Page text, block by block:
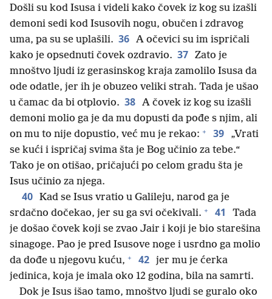
Došli su kod Isusa i videli kako čovek iz kog su izašli
demoni sedi kod Isusovih nogu, obučen i zdravog
uma, pa su se uplašili. 36 A očevici su im ispričali
kako je opsednuti čovek ozdravio. 37 Zato je
mnoštvo ljudi iz gerasinskog kraja zamolilo Isusa da
ode odatle, jer ih je obuzeo veliki strah. Tada je ušao
u čamac da bi otplovio. 38 A čovek iz kog su izašli
demoni molio ga je da mu dopusti da pođe s njim, ali
on mu to nije dopustio, već mu je rekao: + 39
„Vrati
se kući i ispričaj svima šta je Bog učinio za tebe.“
Tako je on otišao, pričajući po celom gradu šta je
Isus učinio za njega.
40 Kad se Isus vratio u Galileju, narod ga je
srdačno dočekao, jer su ga svi očekivali. + 41
Tada
je došao čovek koji se zvao Jair i koji je bio starešina
sinagoge. Pao je pred Isusove noge i usrdno ga molio
da dođe u njegovu kuću, + 42 jer mu je ćerka
jedinica, koja je imala oko 12 godina, bila na samrti.
Dok je Isus išao tamo, mnoštvo ljudi se guralo oko